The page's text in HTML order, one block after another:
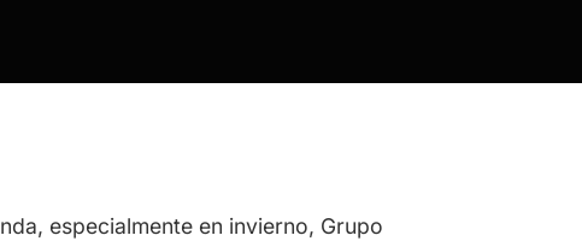
especialmente en invierno, Grupo